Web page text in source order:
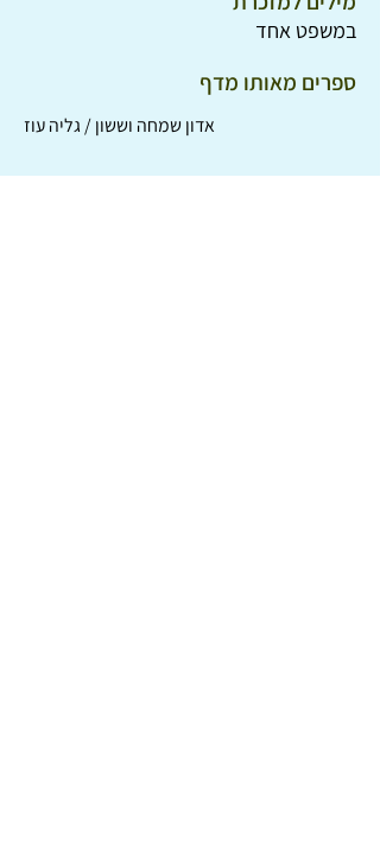
במשפט אחד
ספרים מאותו מדף
אדון שמחה וששון / גליה עוז
אדומיים מול כחוליים / ג'וליה דונלדסון